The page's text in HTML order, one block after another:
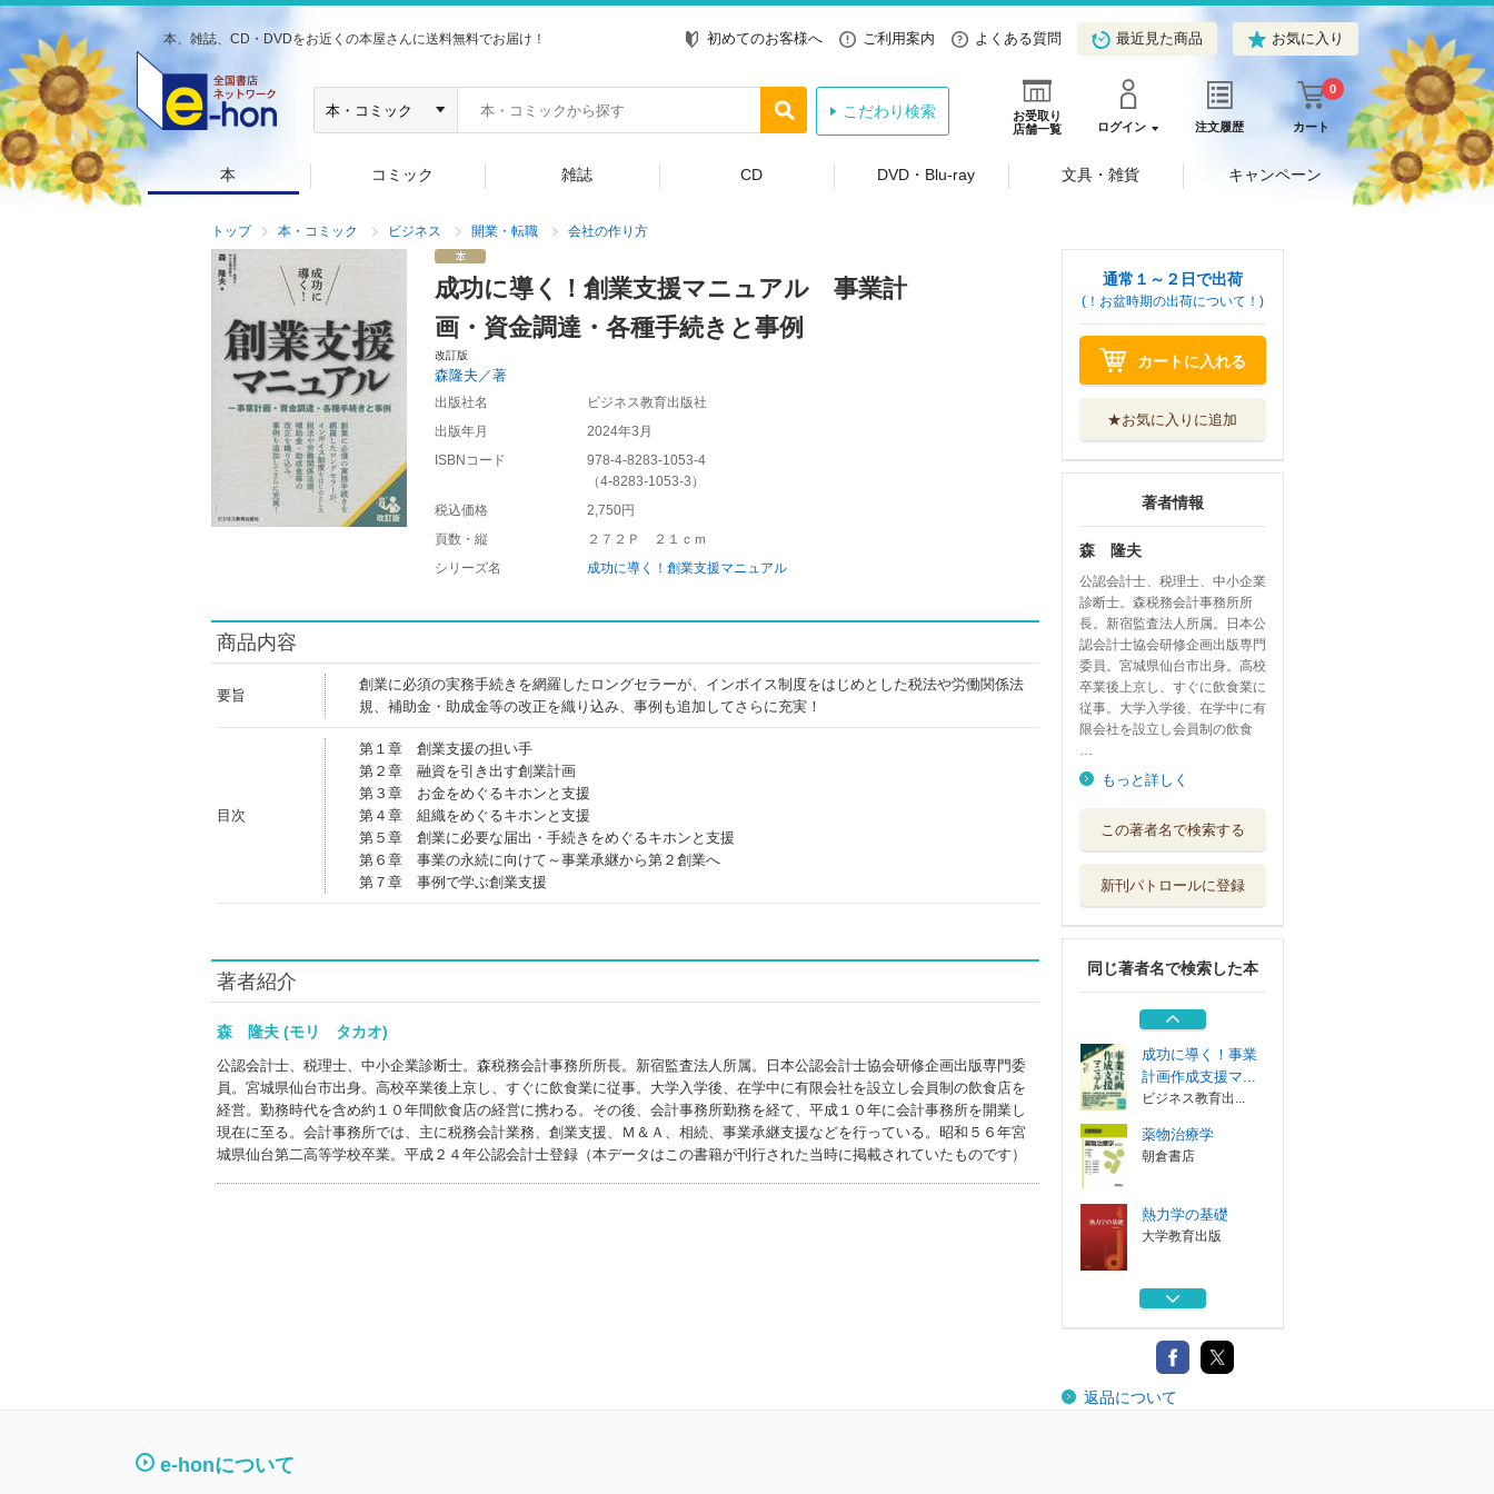
本、雑誌、CD・DVDをお近くの本屋さんに送料無料でお届け！ 初めてのお客様へ ご利用案内 よくある質問 最近見た商品 お気に入り
お受取り
店舗一覧
ログイン 注文履歴 カート
0
こだわり検索
本 コミック 雑誌 CD DVD・Blu-ray 文具・雑貨 キャンペーン
トップ 本・コミック ビジネス 開業・転職 会社の作り方
成功に導く！創業支援マニュアル 事業計
画・資金調達・各種手続きと事例
改訂版
森隆夫／著
出版社名
ビジネス教育出版社
出版年月
2024年3月
ISBNコード
978-4-8283-1053-4
（4-8283-1053-3 ）
税込価格
2,750円
頁数・縦
２７２Ｐ ２１ｃｍ
シリーズ名
成功に導く！創業支援マニュアル
商品内容
要旨
創業に必須の実務手続きを網羅したロングセラーが、インボイス制度をはじめとした税法や労働関係法
規、補助金・助成金等の改正を織り込み、事例も追加してさらに充実！
目次
第１章 創業支援の担い手
第２章 融資を引き出す創業計画
第３章 お金をめぐるキホンと支援
第４章 組織をめぐるキホンと支援
第５章 創業に必要な届出・手続きをめぐるキホンと支援
第６章 事業の永続に向けて～事業承継から第２創業へ
第７章 事例で学ぶ創業支援
著者紹介
森 隆夫 (モリ タカオ)
公認会計士、税理士、中小企業診断士。森税務会計事務所所長。新宿監査法人所属。日本公認会計士協会研修企画出版専門委
員。宮城県仙台市出身。高校卒業後上京し、すぐに飲食業に従事。大学入学後、在学中に有限会社を設立し会員制の飲食店を
経営。勤務時代を含め約１０年間飲食店の経営に携わる。その後、会計事務所勤務を経て、平成１０年に会計事務所を開業し
現在に至る。会計事務所では、主に税務会計業務、創業支援、Ｍ＆Ａ、相続、事業承継支援などを行っている。昭和５６年宮
城県仙台第二高等学校卒業。平成２４年公認会計士登録（本データはこの書籍が刊行された当時に掲載されていたものです）
通常１～２日で出荷
(！お盆時期の出荷について！)
カートに入れる
★お気に入りに追加
著者情報
森 隆夫
公認会計士、税理士、中小企業
診断士。森税務会計事務所所
長。新宿監査法人所属。日本公
認会計士協会研修企画出版専門
委員。宮城県仙台市出身。高校
卒業後上京し、すぐに飲食業に
従事。大学入学後、在学中に有
限会社を設立し会員制の飲食
…
もっと詳しく
この著者名で検索する
新刊パトロールに登録
同じ著者名で検索した本
大学教育出版
熱力学の基礎
振動・波動
朝倉書店
成功に導く！事業
計画作成支援マ...
ビジネス教育出...
薬物治療学
朝倉書店
熱力学の基礎
大学教育出版
熱力学の基礎
振動・波動
朝倉書店
返品について
e-honについて